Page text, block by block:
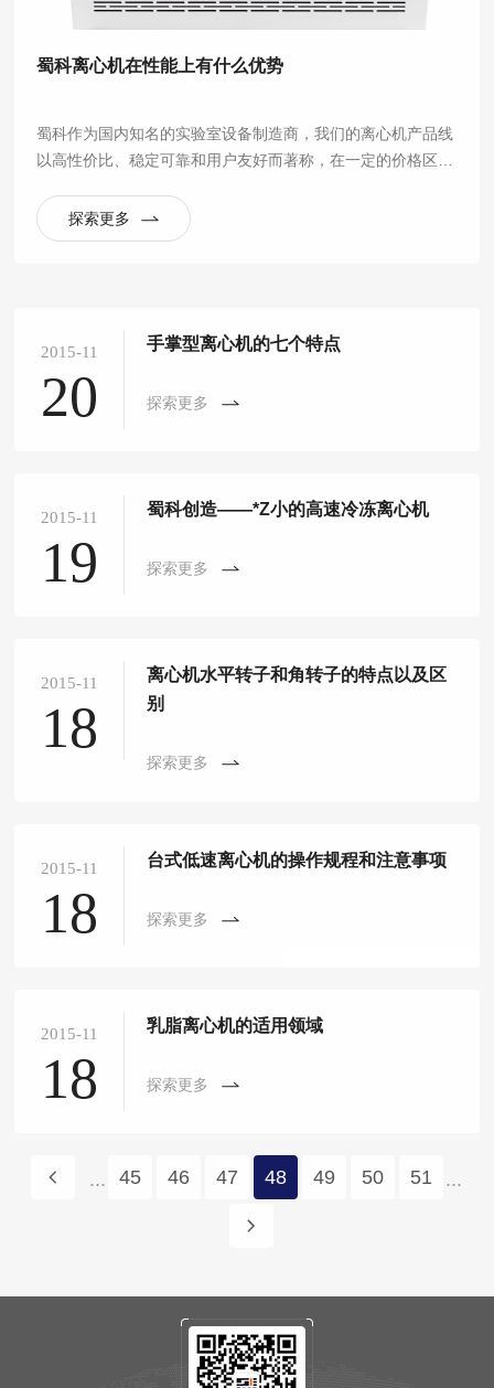
蜀科离心机在性能上有什么优势
蜀科作为国内知名的实验室设备制造商，我们的离心机产品线
以高性价比、稳定可靠和用户友好而著称，在一定的价格区间
探索更多
2015-11
20
手掌型离心机的七个特点
探索更多
2015-11
19
蜀科创造——*Z小的高速冷冻离心机
探索更多
2015-11
18
离心机水平转子和角转子的特点以及区
别
探索更多
2015-11
18
台式低速离心机的操作规程和注意事项
探索更多
2015-11
18
乳脂离心机的适用领域
探索更多
... 45 46 47 48 49 50 51 ...